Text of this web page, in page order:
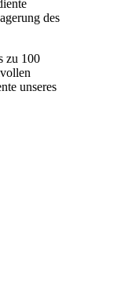
des
zu 100
unseres